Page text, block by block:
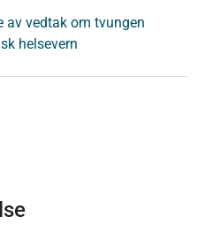
av vedtak om tvungen
helsevern